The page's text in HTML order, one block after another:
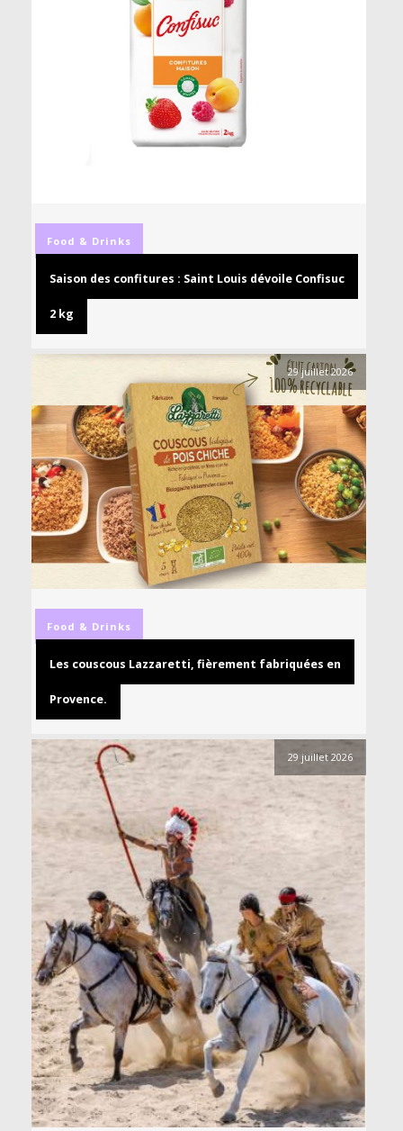
Food & Drinks
Saison des confitures : Saint Louis dévoile Confisuc
2 kg
29 juillet 2026
Food & Drinks
Les couscous Lazzaretti, fièrement fabriquées en
Provence.
29 juillet 2026